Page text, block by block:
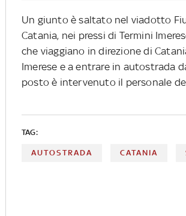
Un giunto è saltato nel viadotto
Catania, nei pressi di Termini
che viaggiano in direzione di
Imerese e a entrare in autostrada
posto è intervenuto il personale
TAG:
AUTOSTRADA CATANIA